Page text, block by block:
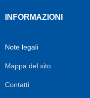
INFORMAZIONI
Note legali
Mappa del sito
Contatti